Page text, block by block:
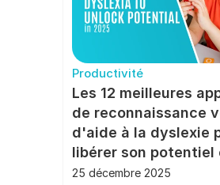
Productivité
Les 12 meilleures
de reconnaissance
d'aide à la dyslexie
libérer son potentiel
25 décembre 2025